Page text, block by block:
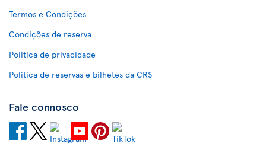
Termos e Condições
Condições de reserva
Política de privacidade
Política de reservas e bilhetes da CRS
Fale connosco